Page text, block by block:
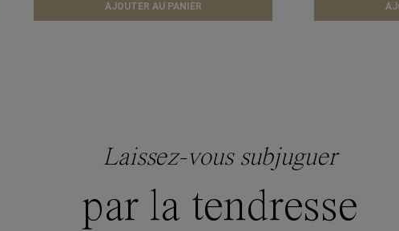
AJOUTER AU PANIER
Laissez-vous subjuguer
par la tendresse